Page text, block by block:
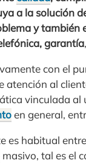
a la solución
y también
garantía
con el
al
vinculada
en general,
es habitual
masivo, tal es el